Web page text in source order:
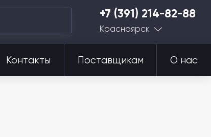
+7 (391) 214-82-88
Красноярск
Контакты Поставщикам О нас